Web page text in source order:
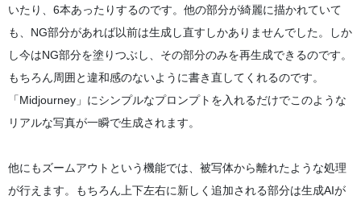
いたり、6本あったりするのです。他の部分が綺麗に描かれていて
も、NG部分があれば以前は生成し直すしかありませんでした。しか
し今はNG部分を塗りつぶし、その部分のみを再生成できるのです。
もちろん周囲と違和感のないように書き直してくれるのです。
「Midjourney」にシンプルなプロンプトを入れるだけでこのような
リアルな写真が一瞬で生成されます。
他にもズームアウトという機能では、被写体から離れたような処理
が行えます。もちろん上下左右に新しく追加される部分は生成AIが